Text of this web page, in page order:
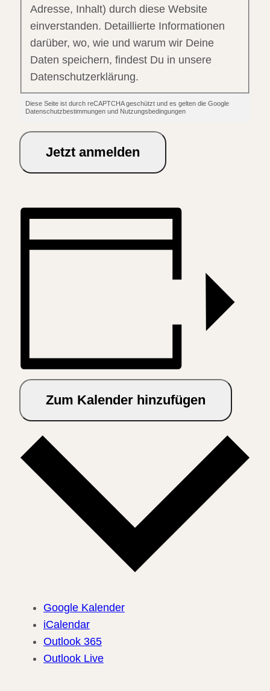
Adresse, Inhalt) durch diese Website
einverstanden. Detaillierte Informationen
darüber, wo, wie und warum wir Deine
Daten speichern, findest Du in unsere
Datenschutzerklärung.
Diese Seite ist durch reCAPTCHA geschützt und es gelten die Google
Datenschutzbestimmungen und Nutzungsbedingungen
Jetzt anmelden
Zum Kalender hinzufügen
Google Kalender
iCalendar
Outlook 365
Outlook Live